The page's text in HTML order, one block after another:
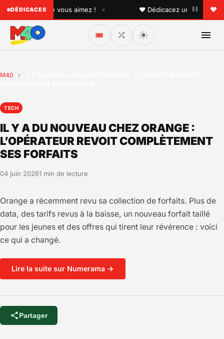
DÉDICACESque vous aimez ! • ♥ Dédicacez un titre à vos
🎟️
M40 ›
TECH
IL Y A DU NOUVEAU CHEZ ORANGE :
L’OPÉRATEUR REVOIT COMPLÈTEMENT
SES FORFAITS
04 juin 20261 min de lecture
Orange a récemment revu sa collection de forfaits. Plus de
data, des tarifs revus à la baisse, un nouveau forfait taillé
pour les jeunes et des offres qui tirent leur révérence : voici
ce qui a changé.
Lire la suite sur Numerama →
Partager